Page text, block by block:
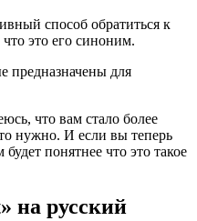
способ обратиться к
это его синоним.
предназначены для
что вам стало более
нужно. И если вы теперь
понятнее что это такое
на русский